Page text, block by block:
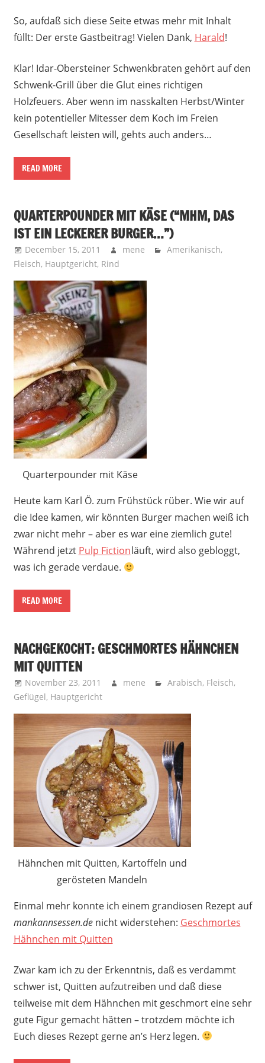
So, aufdaß sich diese Seite etwas mehr mit Inhalt
füllt: Der erste Gastbeitrag! Vielen Dank, Harald!
Klar! Idar-Obersteiner Schwenkbraten gehört auf den
Schwenk-Grill über die Glut eines richtigen
Holzfeuers. Aber wenn im nasskalten Herbst/Winter
kein potentieller Mitesser dem Koch im Freien
Gesellschaft leisten will, gehts auch anders…
READ MORE
QUARTERPOUNDER MIT KÄSE (“MHM, DAS
IST EIN LECKERER BURGER…”)
December 15, 2011 mene Amerikanisch,
Fleisch, Hauptgericht, Rind
Quarterpounder mit Käse
Heute kam Karl Ö. zum Frühstück rüber. Wie wir auf
die Idee kamen, wir könnten Burger machen weiß ich
zwar nicht mehr – aber es war eine ziemlich gute!
Während jetzt Pulp Fictionläuft, wird also gebloggt,
was ich gerade verdaue.
READ MORE
NACHGEKOCHT: GESCHMORTES HÄHNCHEN
MIT QUITTEN
November 23, 2011 mene Arabisch, Fleisch,
Geflügel, Hauptgericht
Hähnchen mit Quitten, Kartoffeln und
gerösteten Mandeln
Einmal mehr konnte ich einem grandiosen Rezept auf
mankannsessen.denicht widerstehen: Geschmortes
Hähnchen mit Quitten
Zwar kam ich zu der Erkenntnis, daß es verdammt
schwer ist, Quitten aufzutreiben und daß diese
teilweise mit dem Hähnchen mit geschmort eine sehr
gute Figur gemacht hätten – trotzdem möchte ich
Euch dieses Rezept gerne an’s Herz legen.